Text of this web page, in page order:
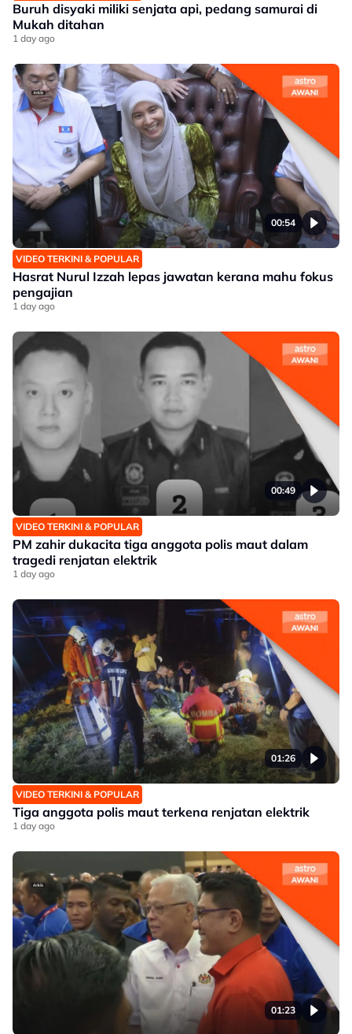
Buruh disyaki miliki senjata api, pedang samurai di
Mukah ditahan
1 day ago
00:54
VIDEO TERKINI & POPULAR
Hasrat Nurul Izzah lepas jawatan kerana mahu fokus
pengajian
1 day ago
00:49
VIDEO TERKINI & POPULAR
PM zahir dukacita tiga anggota polis maut dalam
tragedi renjatan elektrik
1 day ago
01:26
VIDEO TERKINI & POPULAR
Tiga anggota polis maut terkena renjatan elektrik
1 day ago
01:23